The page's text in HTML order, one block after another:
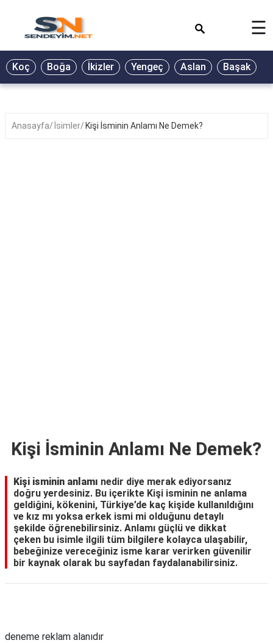
BİYOGRAFİ
GALERİ
☰
Koç Boğa İkizler Yengeç Aslan Başak
Anasayfa İsimler Kişi İsminin Anlamı Ne Demek?
Kişi İsminin Anlamı Ne Demek?
Kişi isminin anlamı nedir diye merak ediyorsanız
doğru yerdesiniz. Bu içerikte Kişi isminin ne anlama
geldiğini, kökenini, Türkiye’de kaç kişide kullanıldığını
ve kız mı yoksa erkek ismi mi olduğunu detaylı
şekilde öğrenebilirsiniz. Anlamı güçlü ve dikkat
çeken bu isimle ilgili tüm bilgilere kolayca ulaşabilir,
bebeğinize vereceğiniz isme karar verirken güvenilir
bir kaynak olarak bu sayfadan faydalanabilirsiniz.
deneme reklam alanıdır